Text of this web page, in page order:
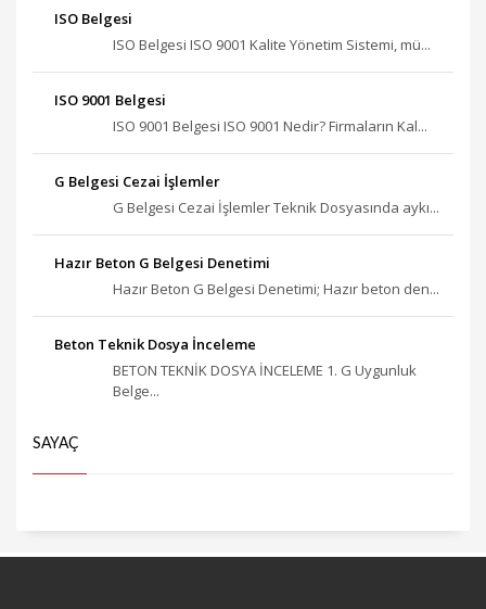
ISO Belgesi
ISO Belgesi ISO 9001 Kalite Yönetim Sistemi, mü...
ISO 9001 Belgesi
ISO 9001 Belgesi ISO 9001 Nedir? Firmaların Kal...
G Belgesi Cezai İşlemler
G Belgesi Cezai İşlemler Teknik Dosyasında aykı...
Hazır Beton G Belgesi Denetimi
Hazır Beton G Belgesi Denetimi; Hazır beton den...
Beton Teknik Dosya İnceleme
BETON TEKNİK DOSYA İNCELEME 1. G Uygunluk
Belge...
SAYAÇ